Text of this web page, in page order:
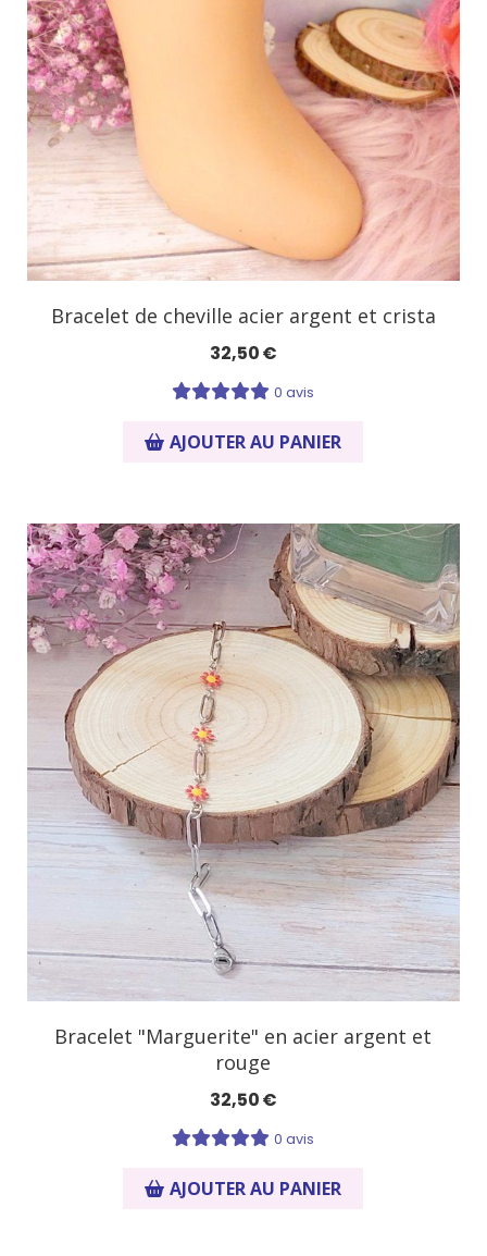
Bracelet de cheville acier argent et crista
32,50€
0 avis
AJOUTER AU PANIER
Bracelet "Marguerite" en acier argent et
rouge
32,50€
0 avis
AJOUTER AU PANIER